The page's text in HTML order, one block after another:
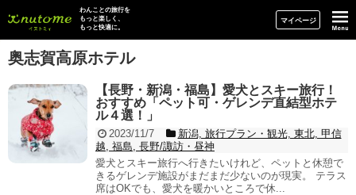
イヌトミィ
わんことの旅行を
もっと楽しく、
もっと快適に。
マイページ
奥志賀高原ホテル
【長野・新潟・福島】愛犬とスキー旅行！
おすすめ「ペット可・ゲレンデ直結型ホテ
ル４選！」
2023/11/7
新潟, 旅行プラン・観光, 東北, 甲信
越, 福島, 長野/諏訪・昼神
愛犬とスキー旅行へ行きたいけれど、ペットと休憩で
きるゲレンデ施設がまだまだ少ないのが現実。 テラス
席はOKでも、愛犬を暖かいところで休...